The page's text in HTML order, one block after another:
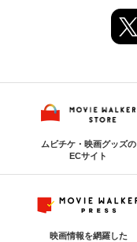
ムビチケ・映画グッズの
ECサイト
映画情報を網羅した